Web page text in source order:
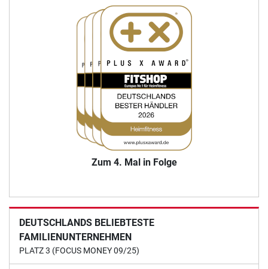
Zum 4. Mal in Folge
DEUTSCHLANDS BELIEBTESTE
FAMILIENUNTERNEHMEN
PLATZ 3 (FOCUS MONEY 09/25)